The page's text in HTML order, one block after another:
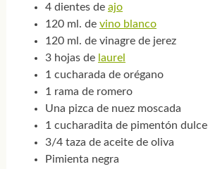
4 dientes de ajo
120 ml. de vino blanco
120 ml. de vinagre de jerez
3 hojas de laurel
1 cucharada de orégano
1 rama de romero
Una pizca de nuez moscada
1 cucharadita de pimentón dulce
3/4 taza de aceite de oliva
Pimienta negra